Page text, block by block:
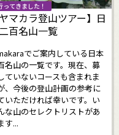
ってきました！
ヤマカラ登山ツアー】日
百名山一覧
でご案内している日本
名山の一覧です。現在、募
ていないコースも含まれま
、今後の登山計画の参考に
いただければ幸いです。い
な山のセレクトリストがあ
す...